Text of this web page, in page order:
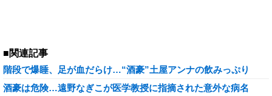
■関連記事
階段で爆睡、足が血だらけ…“酒豪”土屋アンナの飲みっぷり
酒豪は危険…遠野なぎこが医学教授に指摘された意外な病名